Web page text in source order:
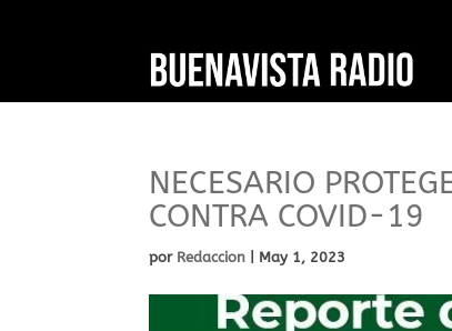
NECESARIO
CONTRA COVID-19
por Redaccion May 1, 2023